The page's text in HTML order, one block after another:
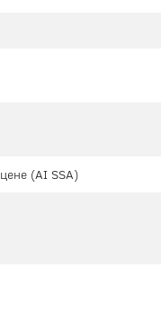
(AI SSA)